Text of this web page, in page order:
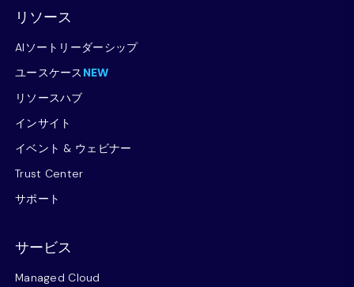
リソース
AIソートリーダーシップ
ユースケース NEW
リソースハブ
インサイト
イベント & ウェビナー
Trust Center
サポート
サービス
Managed Cloud